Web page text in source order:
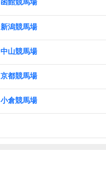
函館競馬場
新潟競馬場
中山競馬場
京都競馬場
小倉競馬場